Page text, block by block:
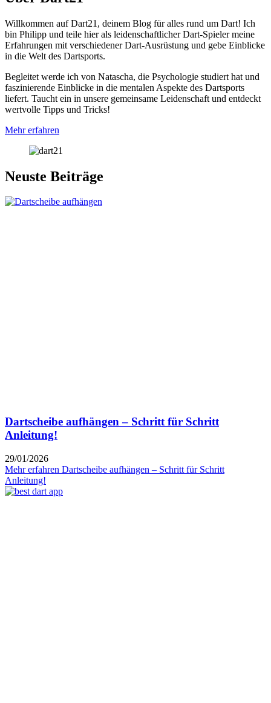
Willkommen auf Dart21, deinem Blog für alles rund um Dart! Ich
bin Philipp und teile hier als leidenschaftlicher Dart-Spieler meine
Erfahrungen mit verschiedener Dart-Ausrüstung und gebe Einblicke
in die Welt des Dartsports.
Begleitet werde ich von Natascha, die Psychologie studiert hat und
faszinierende Einblicke in die mentalen Aspekte des Dartsports
liefert. Taucht ein in unsere gemeinsame Leidenschaft und entdeckt
wertvolle Tipps und Tricks!
Mehr erfahren
Neuste Beiträge
Dartscheibe aufhängen – Schritt für Schritt
Anleitung!
29/01/2026
Mehr erfahren Dartscheibe aufhängen – Schritt für Schritt
Anleitung!